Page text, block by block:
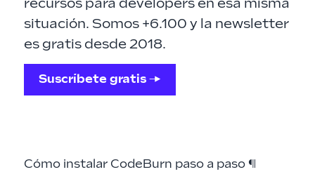
recursos para developers en esa misma
situación. Somos +6.100 y la newsletter
es gratis desde 2018.
Suscríbete gratis →
Cómo instalar CodeBurn paso a paso ¶